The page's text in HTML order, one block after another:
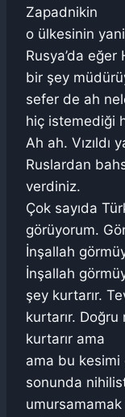
Zapadnikin
o ülkesinin
Rusya’da
bir şey
sefer de ah
hiç istemediği
Ah ah. Vızıldı
Ruslardan
verdiniz.
Çok sayıda
görüyorum.
İnşallah
İnşallah
şey kurtarır.
kurtarır.
kurtarır ama
ama bu kesimi
sonunda